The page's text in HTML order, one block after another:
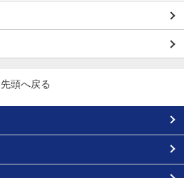
先頭へ戻る